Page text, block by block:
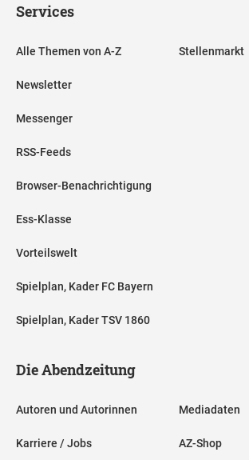
Services
Alle Themen von A-Z
Newsletter
Messenger
RSS-Feeds
Browser-Benachrichtigung
Ess-Klasse
Vorteilswelt
Spielplan, Kader FC Bayern
Spielplan, Kader TSV 1860
Stellenmarkt
Die Abendzeitung
Autoren und Autorinnen
Karriere / Jobs
Mediadaten
AZ-Shop